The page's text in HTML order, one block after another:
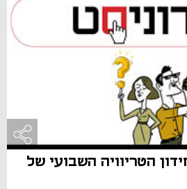
הטריוויה השבועי של